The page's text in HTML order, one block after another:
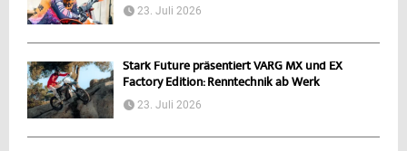
23. Juli 2026
Stark Future präsentiert VARG MX und EX
Factory Edition: Renntechnik ab Werk
23. Juli 2026